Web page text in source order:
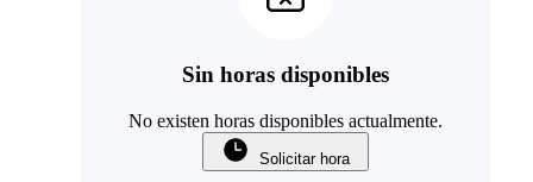
Sin horas disponibles
No existen horas disponibles actualmente.
Solicitar hora